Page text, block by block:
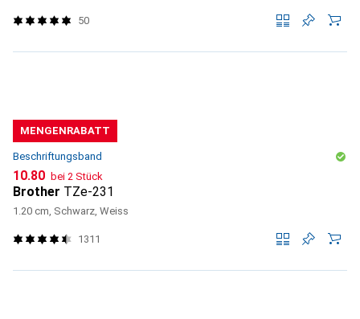
50
MENGENRABATT
Beschriftungsband
CHF
10.80 bei 2 Stück
Brother TZe-231
1.20 cm, Schwarz, Weiss
1311